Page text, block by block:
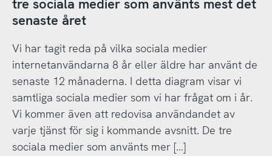
tre sociala medier som använts mest det
senaste året
Vi har tagit reda på vilka sociala medier
internetanvändarna 8 år eller äldre har använt de
senaste 12 månaderna. I detta diagram visar vi
samtliga sociala medier som vi har frågat om i år.
Vi kommer även att redovisa användandet av
varje tjänst för sig i kommande avsnitt. De tre
sociala medier som använts mer […]